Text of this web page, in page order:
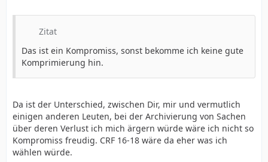
Zitat
Das ist ein Kompromiss, sonst bekomme ich keine gute
Komprimierung hin.
Da ist der Unterschied, zwischen Dir, mir und vermutlich
einigen anderen Leuten, bei der Archivierung von Sachen
über deren Verlust ich mich ärgern würde wäre ich nicht so
Kompromiss freudig. CRF 16-18 wäre da eher was ich
wählen würde.